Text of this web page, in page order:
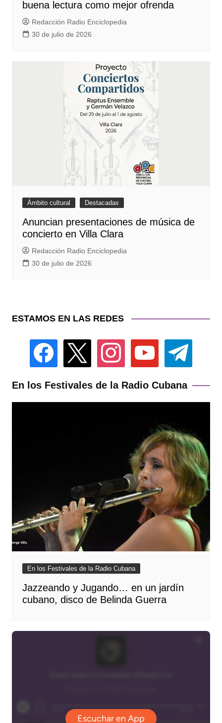
buena lectura como mejor ofrenda
Redacción Radio Enciclopedia
30 de julio de 2026
Ámbito cultural Destacadas
Anuncian presentaciones de música de
concierto en Villa Clara
Redacción Radio Enciclopedia
30 de julio de 2026
ESTAMOS EN LAS REDES
facebook instagram youtube telegram
En los Festivales de la Radio Cubana
En los Festivales de la Radio Cubana
Jazzeando y Jugando… en un jardín
cubano, disco de Belinda Guerra